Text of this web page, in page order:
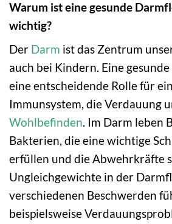
Warum ist eine gesunde
wichtig?
Der Darm ist das Zentrum
auch bei Kindern. Eine
eine entscheidende Rolle für
Immunsystem, die Verdauung
Wohlbefinden. Im Darm leben
Bakterien, die eine wichtige
erfüllen und die Abwehrkräfte
Ungleichgewichte in der
verschiedenen Beschwerden
beispielsweise